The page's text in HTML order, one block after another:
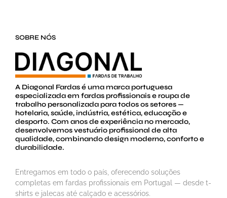
SOBRE NÓS
A Diagonal Fardas é uma marca portuguesa
especializada em fardas profissionais e roupa de
trabalho personalizada para todos os setores —
hotelaria, saúde, indústria, estética, educação e
desporto. Com anos de experiência no mercado,
desenvolvemos vestuário profissional de alta
qualidade, combinando design moderno, conforto e
durabilidade.
Entregamos em todo o país, oferecendo soluções
completas em fardas profissionais em Portugal — desde t-
shirts e jalecas até calçado e acessórios.